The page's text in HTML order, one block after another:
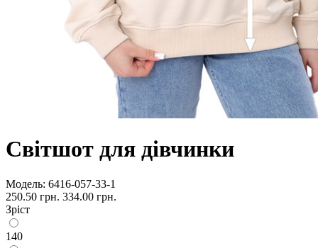
Світшот для дівчинки
Модель: 6416-057-33-1
250.50 грн. 334.00 грн.
Зріст
140